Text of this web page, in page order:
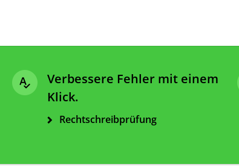
Verbessere Fehler mit einem
Klick.
Rechtschreibprüfung